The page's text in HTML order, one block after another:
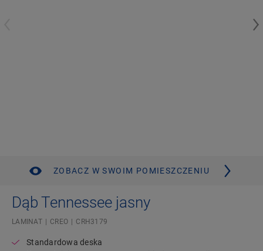
ZOBACZ W SWOIM POMIESZCZENIU
Dąb Tennessee jasny
LAMINAT CREO CRH3179
Standardowa deska